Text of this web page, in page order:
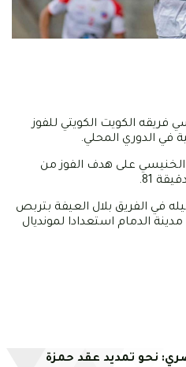
فريقه الكويت الكويتي للفوز
في الدوري المحلي.
قبل ان يوقع الخنيسي على هدف الفوز من
81.
في الفريق بلال العيفة بتربص
الدمام استعدادا لمونديال
نحو تمديد عقد حمزة